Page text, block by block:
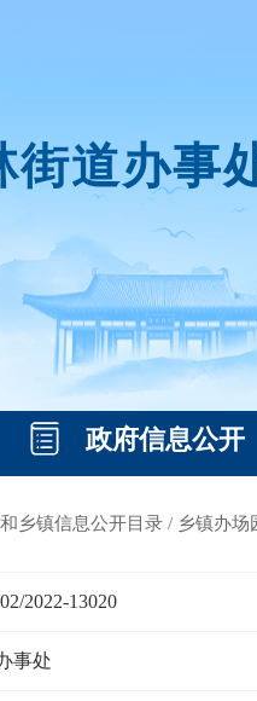
街道办事
政府信息公开
乡镇信息公开目录 / 乡镇办场
2022-13020
事处